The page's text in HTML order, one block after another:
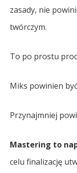
zasady, nie
twórczym.
To po prostu
Miks powinien
Przynajmniej
Mastering to
celu finalizację